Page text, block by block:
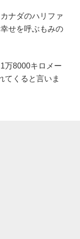
ナダのハリファ
せを呼ぶもみの
万8000キロメー
てくると言いま